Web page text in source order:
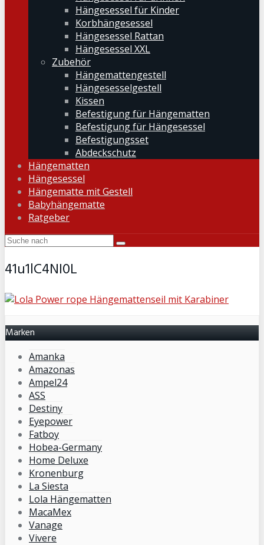
Hängesessel für Kinder
Korbhängesessel
Hängesessel Rattan
Hängesessel XXL
Zubehör
Hängemattengestell
Hängesesselgestell
Kissen
Befestigung für Hängematten
Befestigung für Hängesessel
Befestigungsset
Abdeckschutz
Hängematten
Hängesessel
Hängematte mit Gestell
Babyhängematte
Ratgeber
41u1lC4NI0L
Marken
Amanka
Amazonas
Ampel24
ASS
Destiny
Eyepower
Fatboy
Hobea-Germany
Home Deluxe
Kronenburg
La Siesta
Lola Hängematten
MacaMex
Vanage
Vivere